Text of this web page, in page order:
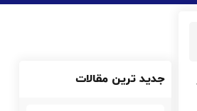
جدید ترین مقالات